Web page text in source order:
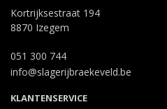
Kortrijksestraat 194
8870 Izegem
051 300 744
info@slagerijbraekeveld.be
KLANTENSERVICE